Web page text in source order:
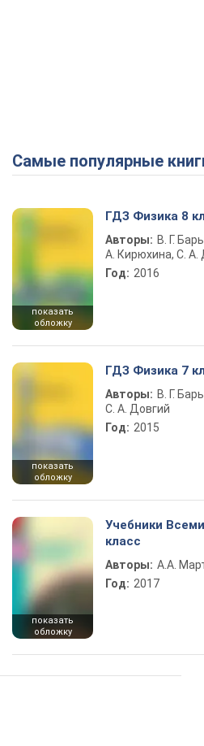
Самые популярные
показать
обложку
ГДЗ Физика 8
Авторы: В. Г.
А. Кирюхина, С. А.
Год: 2016
показать
обложку
ГДЗ Физика 7
Авторы: В. Г.
С. А. Довгий
Год: 2015
показать
обложку
Учебники
класс
Авторы: А.А.
Год: 2017